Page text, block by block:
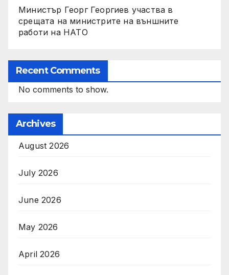
Министър Георг Георгиев участва в
срещата на министрите на външните
работи на НАТО
Recent Comments
No comments to show.
Archives
August 2026
July 2026
June 2026
May 2026
April 2026